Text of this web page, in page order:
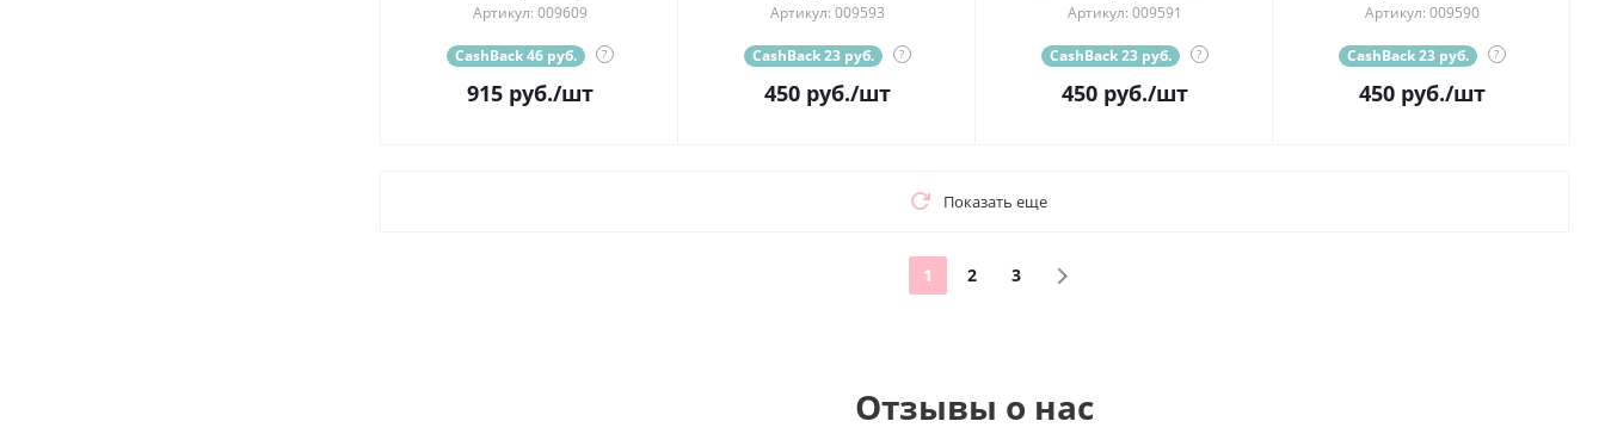
Артикул: 009609
CashBack 46 руб. ?
915руб./шт
Артикул: 009593
CashBack 23 руб. ?
450руб./шт
Артикул: 009591
CashBack 23 руб. ?
450руб./шт
Артикул: 009590
CashBack 23 руб. ?
450руб./шт
Показать еще
1 2 3
Отзывы о нас